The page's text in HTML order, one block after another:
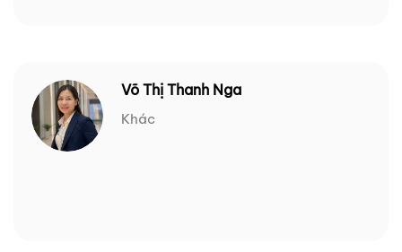
Võ Thị Thanh Nga
Khác